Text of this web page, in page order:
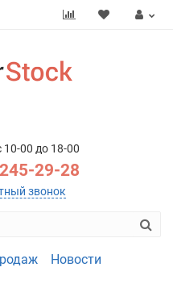
10-00 до 18-00
245-29-28
звонок
Новости